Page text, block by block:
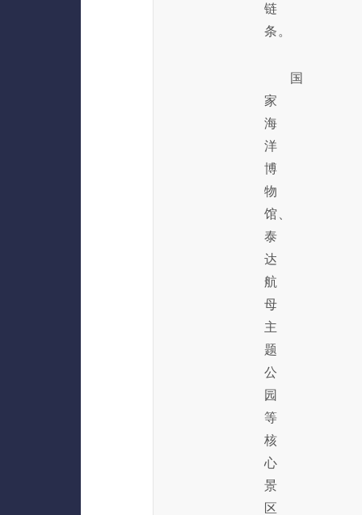
链
条。
国
家
海
洋
博
物
馆、
泰
达
航
母
主
题
公
园
等
核
心
景
区